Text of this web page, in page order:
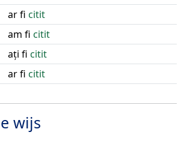
ar fi citit
am fi citit
ați fi citit
ar fi citit
wijs